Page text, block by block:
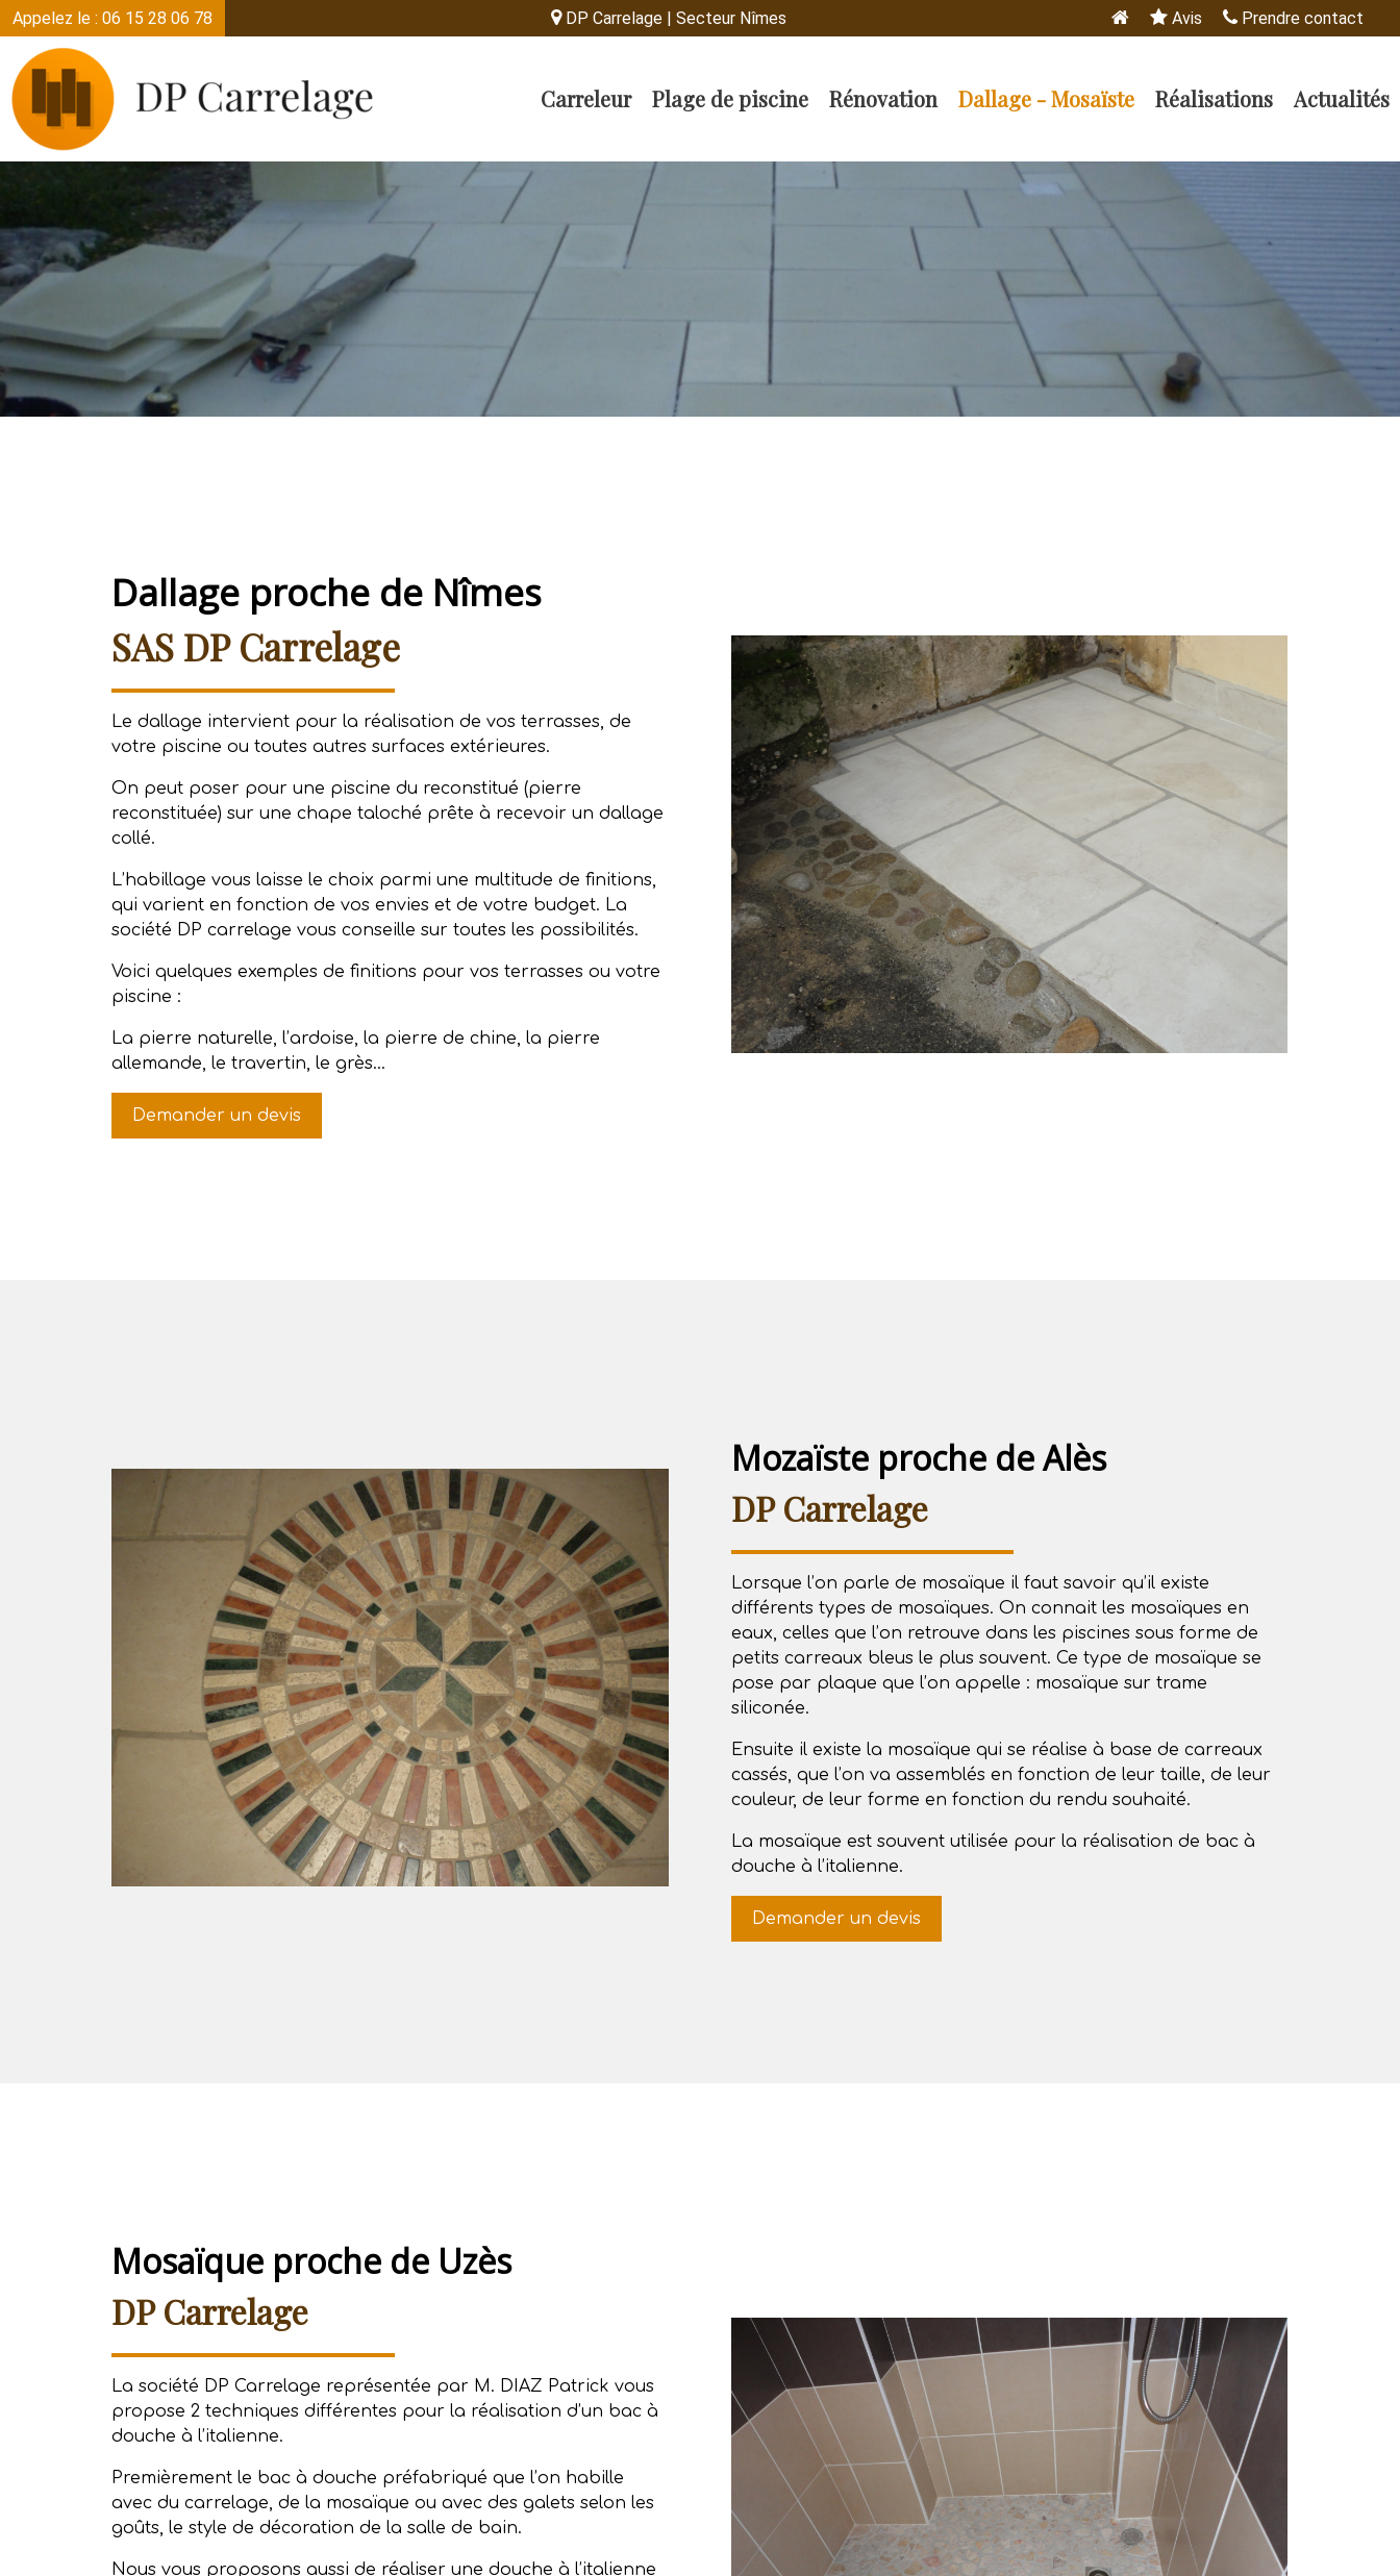
Appelez le : 06 15 28 06 78 DP Carrelage | Secteur Nîmes Avis Prendre contact
Carreleur Plage de piscine Rénovation Dallage - Mosaïste Réalisations Actualités
Dallage proche de Nîmes
SAS DP Carrelage
Le dallage intervient pour la réalisation de vos terrasses, de
votre piscine ou toutes autres surfaces extérieures.
On peut poser pour une piscine du reconstitué (pierre
reconstituée) sur une chape taloché prête à recevoir un dallage
collé.
L’habillage vous laisse le choix parmi une multitude de finitions,
qui varient en fonction de vos envies et de votre budget. La
société DP carrelage vous conseille sur toutes les possibilités.
Voici quelques exemples de finitions pour vos terrasses ou votre
piscine :
La pierre naturelle, l’ardoise, la pierre de chine, la pierre
allemande, le travertin, le grès…
Demander un devis
Mozaïste proche de Alès
DP Carrelage
Lorsque l’on parle de mosaïque il faut savoir qu’il existe
différents types de mosaïques. On connait les mosaïques en
eaux, celles que l’on retrouve dans les piscines sous forme de
petits carreaux bleus le plus souvent. Ce type de mosaïque se
pose par plaque que l’on appelle : mosaïque sur trame
siliconée.
Ensuite il existe la mosaïque qui se réalise à base de carreaux
cassés, que l’on va assemblés en fonction de leur taille, de leur
couleur, de leur forme en fonction du rendu souhaité.
La mosaïque est souvent utilisée pour la réalisation de bac à
douche à l’italienne.
Demander un devis
Mosaïque proche de Uzès
DP Carrelage
La société DP Carrelage représentée par M. DIAZ Patrick vous
propose 2 techniques différentes pour la réalisation d’un bac à
douche à l’italienne.
Premièrement le bac à douche préfabriqué que l’on habille
avec du carrelage, de la mosaïque ou avec des galets selon les
goûts, le style de décoration de la salle de bain.
Nous vous proposons aussi de réaliser une douche à l’italienne